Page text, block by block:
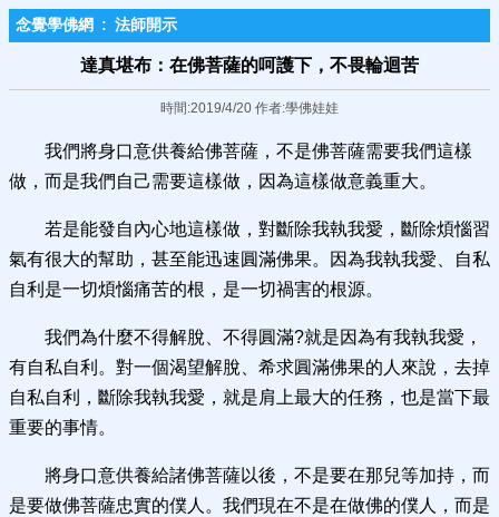
念覺學佛網 : 法師開示
達真堪布：在佛菩薩的呵護下，不畏輪迴苦
時間:2019/4/20 作者:學佛娃娃
我們將身口意供養給佛菩薩，不是佛菩薩需要我們這樣
做，而是我們自己需要這樣做，因為這樣做意義重大。
若是能發自內心地這樣做，對斷除我執我愛，斷除煩惱習
氣有很大的幫助，甚至能迅速圓滿佛果。因為我執我愛、自私
自利是一切煩惱痛苦的根，是一切禍害的根源。
我們為什麼不得解脫、不得圓滿?就是因為有我執我愛，
有自私自利。對一個渴望解脫、希求圓滿佛果的人來說，去掉
自私自利，斷除我執我愛，就是肩上最大的任務，也是當下最
重要的事情。
將身口意供養給諸佛菩薩以後，不是要在那兒等加持，而
是要做佛菩薩忠實的僕人。我們現在不是在做佛的僕人，而是